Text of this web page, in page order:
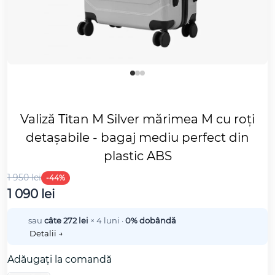
Valiză Titan M Silver mărimea M cu roți
detașabile - bagaj mediu perfect din
plastic ABS
1 950 lei -44%
1 090 lei
sau câte 272 lei × 4 luni ·0% dobândă
Detalii →
Adăugați la comandă